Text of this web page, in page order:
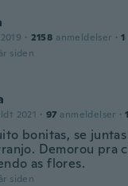
· 2158 anmeldelser · 1
siden
2021 · 97 anmeldelser · 1
bonitas, se
Demorou pra
as flores.
siden